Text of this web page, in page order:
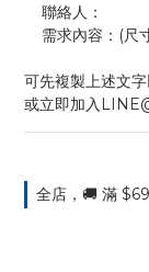
    聯絡人：
需求內容：(
可先複製上述文
或立即加入
全店，🚚 滿